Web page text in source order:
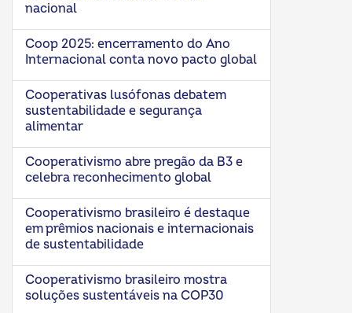
nacional
Coop 2025: encerramento do Ano
Internacional conta novo pacto global
Cooperativas lusófonas debatem
sustentabilidade e segurança
alimentar
Cooperativismo abre pregão da B3 e
celebra reconhecimento global
Cooperativismo brasileiro é destaque
em prêmios nacionais e internacionais
de sustentabilidade
Cooperativismo brasileiro mostra
soluções sustentáveis na COP30